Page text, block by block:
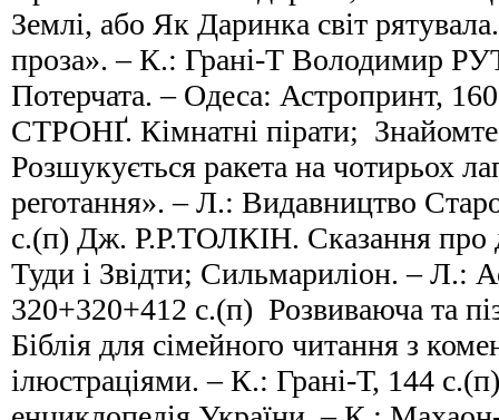
Землі, або Як Даринка світ
проза». – К.: Грані-Т Володимир
Потерчата. – Одеса: Астропринт,
СТРОНҐ. Кімнатні пірати;
Розшукується ракета на чотирьох
реготання». – Л.: Видавництво
с.(п) Дж. Р.Р.ТОЛКІН. Сказання про
Туди і Звідти; Сильмариліон. – Л.:
320+320+412 с.(п) Розвиваюча та
Біблія для сімейного читання з
ілюстраціями. – К.: Грані-Т, 144